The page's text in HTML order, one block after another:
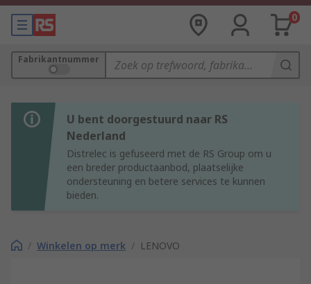
0
Fabrikantnummer
U bent doorgestuurd naar RS
Nederland
Distrelec is gefuseerd met de RS Group om u
een breder productaanbod, plaatselijke
ondersteuning en betere services te kunnen
bieden.
/ Winkelen op merk / LENOVO